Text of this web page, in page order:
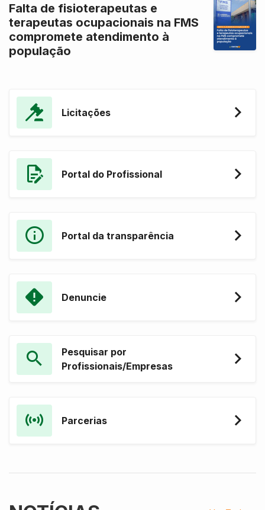
Falta de fisioterapeutas e
terapeutas ocupacionais na FMS
compromete atendimento à
população
Licitações
Portal do Profissional
Portal da transparência
Denuncie
Pesquisar por
Profissionais/Empresas
Parcerias